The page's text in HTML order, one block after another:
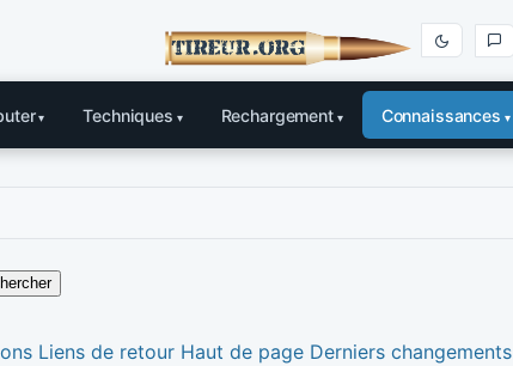
Techniques Rechargement Connaissances
Liens de retour Haut de page Derniers changements